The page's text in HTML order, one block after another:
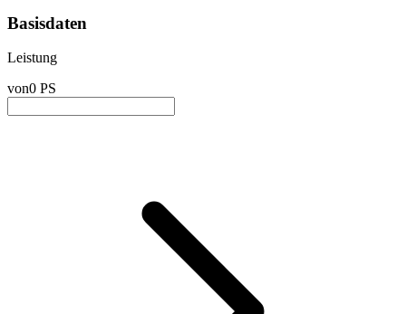
Basisdaten
Leistung
von0 PS